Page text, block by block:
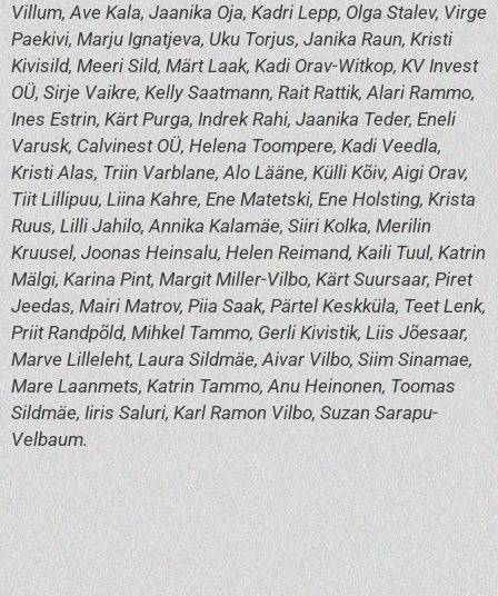
Villum, Ave Kala, Jaanika Oja, Kadri Lepp, Olga Stalev, Virge
Paekivi, Marju Ignatjeva, Uku Torjus, Janika Raun, Kristi
Kivisild, Meeri Sild, Märt Laak, Kadi Orav-Witkop, KV Invest
OÜ, Sirje Vaikre, Kelly Saatmann, Rait Rattik, Alari Rammo,
Ines Estrin, Kärt Purga, Indrek Rahi, Jaanika Teder, Eneli
Varusk, Calvinest OÜ, Helena Toompere, Kadi Veedla,
Kristi Alas, Triin Varblane, Alo Lääne, Külli Kõiv, Aigi Orav,
Tiit Lillipuu, Liina Kahre, Ene Matetski, Ene Holsting, Krista
Ruus, Lilli Jahilo, Annika Kalamäe, Siiri Kolka, Merilin
Kruusel, Joonas Heinsalu, Helen Reimand, Kaili Tuul, Katrin
Mälgi, Karina Pint, Margit Miller-Vilbo, Kärt Suursaar, Piret
Jeedas, Mairi Matrov, Piia Saak, Pärtel Keskküla, Teet Lenk,
Priit Randpõld, Mihkel Tammo, Gerli Kivistik, Liis Jõesaar,
Marve Lilleleht, Laura Sildmäe, Aivar Vilbo, Siim Sinamae,
Mare Laanmets, Katrin Tammo, Anu Heinonen, Toomas
Sildmäe, Iiris Saluri, Karl Ramon Vilbo, Suzan Sarapu-
Velbaum.